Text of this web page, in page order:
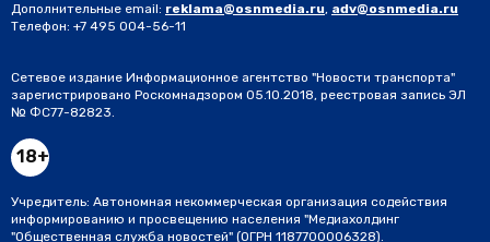
Дополнительные email: reklama@osnmedia.ru, adv@osnmedia.ru
Телефон: +7 495 004-56-11
Сетевое издание Информационное агентство "Новости транспорта"
зарегистрировано Роскомнадзором 05.10.2018, реестровая запись ЭЛ
№ ФС77-82823.
18+
Учредитель: Автономная некоммерческая организация содействия
информированию и просвещению населения "Медиахолдинг
"Общественная служба новостей" (ОГРН 1187700006328).